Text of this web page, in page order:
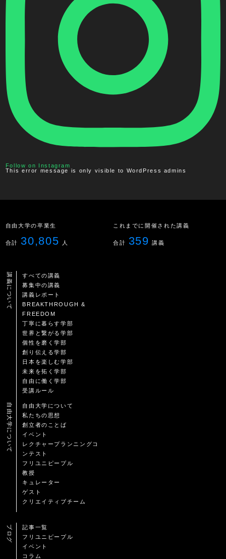
Follow on Instagram
This error message is only visible to WordPress admins
自由大学の卒業生
合計 30,805 人
これまでに開催された講義
合計 359 講義
講義について
すべての講義
募集中の講義
講義レポート
BREAKTHROUGH &
FREEDOM
丁寧に暮らす学部
世界と繋がる学部
個性を磨く学部
創り伝える学部
日本を楽しむ学部
未来を拓く学部
自由に働く学部
受講ルール
自由大学について
自由大学について
私たちの思想
創立者のことば
イベント
レクチャープランニングコ
ンテスト
フリユニピープル
教授
キュレーター
ゲスト
クリエイティブチーム
ブログ
記事一覧
フリユニピープル
イベント
コラム